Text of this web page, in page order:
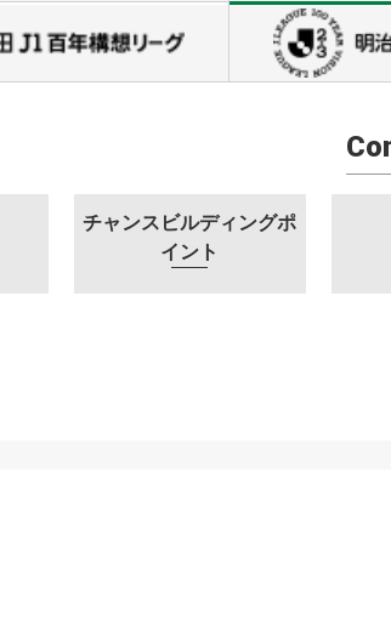
チャンスビルディングポ
イント